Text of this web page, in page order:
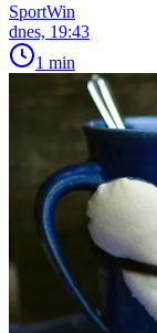
SportWin
dnes, 19:43
1 min